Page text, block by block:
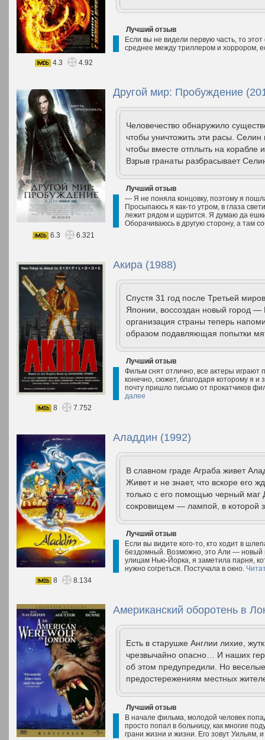
Лучший отзыв
Если вы не видели первую часть, то
среднее между триллером и хоррором,
4.3
4.92
Другой мир: Пробуждение
Человечество обнаружило
чтобы уничтожить эти расы. Селин
чтобы вместе отплыть на корабле
Взрыв гранаты разбрасывает
Лучший отзыв
— Я не поняла концовку, поэтому я
Просыпаюсь я как-то утром, в глаза
лежит рядом и щурится. Я думаю да
Оборачиваюсь в другую сторону, а там
6.3
6.321
Акира (1988)
Спустя 31 год после Третьей
Японии, воссоздан новый город
организация страны теперь
образом подавляющая попытки
Лучший отзыв
Фильм снят отлично, все актеры
конечно, сюжет, благодаря которому я
почту пришло письмо от прокатчиков
далее
8
7.752
Аладдин (1992)
В славном граде Аграба живет
Живет и не знает, что вскоре его
только с его помощью черный
сокровищем — лампой, в которой
Лучший отзыв
Если вы видите кого-то, кто ходит в
бездомный. Возможно, это Али — новый
улицам Нью-Йорка, я заметила парня,
нужно согреться. Постучала в окно.
8
8.134
Американский оборотень в
Есть в старушке Англии лихие,
чрезвычайно опасно… И наших
об этом предупредили. Но
предостережениям местных
Лучший отзыв
В начале фильма, молодой человек
просто попал в больницу, как многие
грани жизни и жизни. Его зовут Уильям,